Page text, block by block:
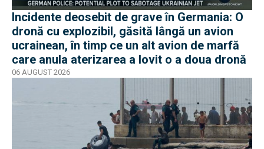
Incidente deosebit de grave în Germania: O
dronă cu explozibil, găsită lângă un avion
ucrainean, în timp ce un alt avion de marfă
care anula aterizarea a lovit o a doua dronă
06 AUGUST 2026